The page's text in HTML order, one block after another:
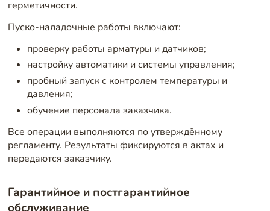
герметичности.
Пуско-наладочные работы включают:
проверку работы арматуры и датчиков;
настройку автоматики и системы управления;
пробный запуск с контролем температуры и
давления;
обучение персонала заказчика.
Все операции выполняются по утверждённому
регламенту. Результаты фиксируются в актах и
передаются заказчику.
Гарантийное и постгарантийное
обслуживание